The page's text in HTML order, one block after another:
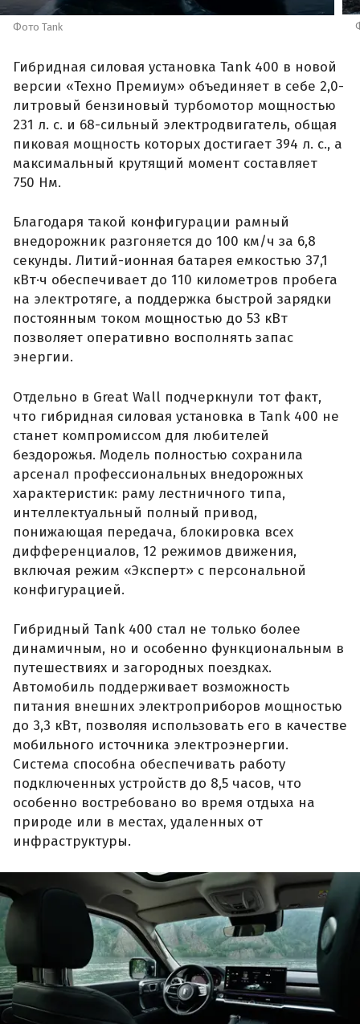
Фото Tank
Гибридная силовая установка Tank 400 в новой
версии «Техно Премиум» объединяет в себе 2,0-
литровый бензиновый турбомотор мощностью
231 л. с. и 68-сильный электродвигатель, общая
пиковая мощность которых достигает 394 л. с., а
максимальный крутящий момент составляет
750 Нм.
Благодаря такой конфигурации рамный
внедорожник разгоняется до 100 км/ч за 6,8
секунды. Литий-ионная батарея емкостью 37,1
кВт·ч обеспечивает до 110 километров пробега
на электротяге, а поддержка быстрой зарядки
постоянным током мощностью до 53 кВт
позволяет оперативно восполнять запас
энергии.
Отдельно в Great Wall подчеркнули тот факт,
что гибридная силовая установка в Tank 400 не
станет компромиссом для любителей
бездорожья. Модель полностью сохранила
арсенал профессиональных внедорожных
характеристик: раму лестничного типа,
интеллектуальный полный привод,
понижающая передача, блокировка всех
дифференциалов, 12 режимов движения,
включая режим «Эксперт» с персональной
конфигурацией.
Гибридный Tank 400 стал не только более
динамичным, но и особенно функциональным в
путешествиях и загородных поездках.
Автомобиль поддерживает возможность
питания внешних электроприборов мощностью
до 3,3 кВт, позволяя использовать его в качестве
мобильного источника электроэнергии.
Система способна обеспечивать работу
подключенных устройств до 8,5 часов, что
особенно востребовано во время отдыха на
природе или в местах, удаленных от
инфраструктуры.